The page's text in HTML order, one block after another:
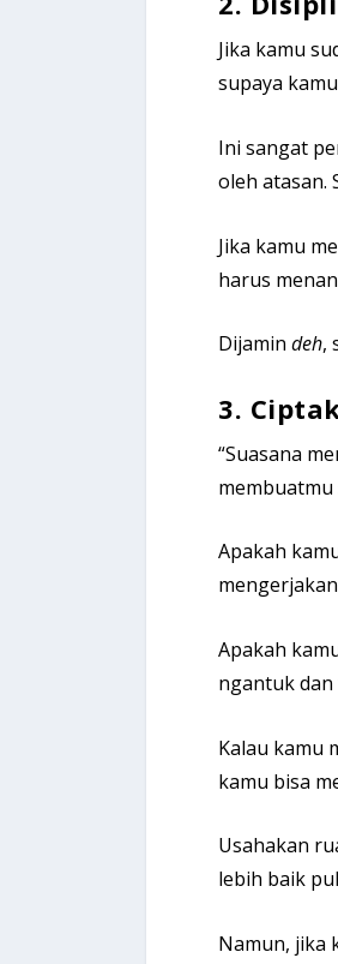
Jika kamu
supaya
Ini sangat
oleh atasan.
Jika kamu
harus
Dijamin deh,
3.
“Suasana
Apakah
Apakah
ngantuk
Kalau kamu
kamu bisa
Usahakan
lebih baik
Namun, jika